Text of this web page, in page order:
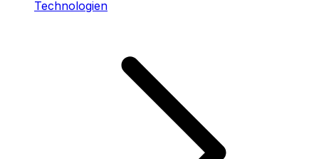
Technologien